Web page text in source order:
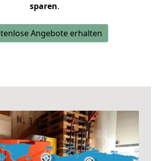
sparen.
Angebote erhalten